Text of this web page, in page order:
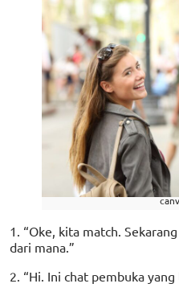
1. “Oke, kita match.
dari mana.”
2. “Hi. Ini chat pembuka